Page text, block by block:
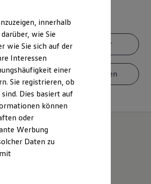
Ansprechpartner
Termin vereinbaren
innerhalb
wie Sie
wie Sie sich auf der
Interessen
einer
Sie registrieren, ob
Dies basiert auf
können
oder
Werbung
Daten zu